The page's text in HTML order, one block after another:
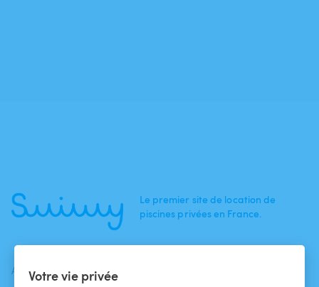
Votre vie privée
Le premier site de location de
piscines privées en France.
ACTUALITÉS